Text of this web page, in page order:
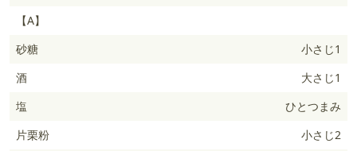
【A】
砂糖
小さじ1
酒
大さじ1
塩
ひとつまみ
片栗粉
小さじ2